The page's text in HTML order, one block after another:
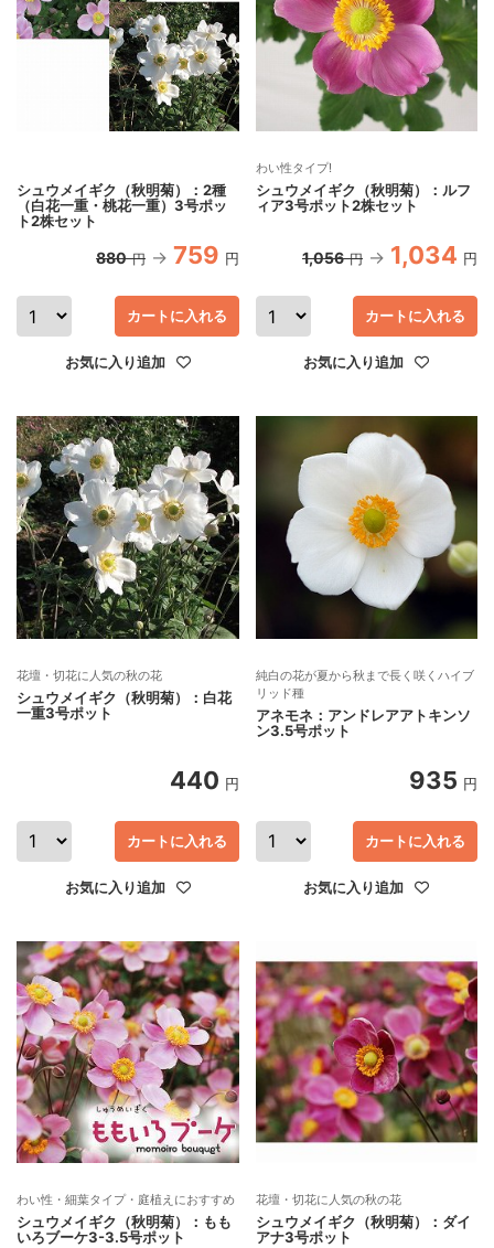
シュウメイギク（秋明菊）：2種
（白花一重・桃花一重）3号ポッ
ト2株セット
880 円 759 円
お気に入り追加
カートに入れる
わい性タイプ!
シュウメイギク（秋明菊）：ルフ
ィア3号ポット2株セット
1,056 円 1,034 円
お気に入り追加
カートに入れる
花壇・切花に人気の秋の花
シュウメイギク（秋明菊）：白花
一重3号ポット
440 円
お気に入り追加
カートに入れる
純白の花が夏から秋まで長く咲くハイブ
リッド種
アネモネ：アンドレアアトキンソ
ン3.5号ポット
935 円
お気に入り追加
カートに入れる
わい性・細葉タイプ・庭植えにおすすめ
シュウメイギク（秋明菊）：もも
いろブーケ3-3.5号ポット
花壇・切花に人気の秋の花
シュウメイギク（秋明菊）：ダイ
アナ3号ポット